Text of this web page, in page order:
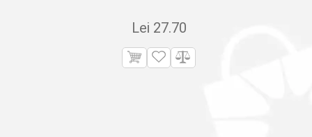
Lei 27.70